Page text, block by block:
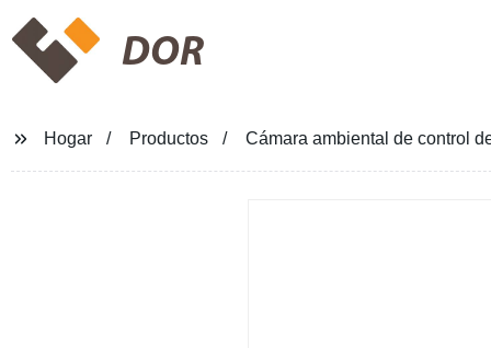
DOR
Hogar Productos Cámara ambiental de control